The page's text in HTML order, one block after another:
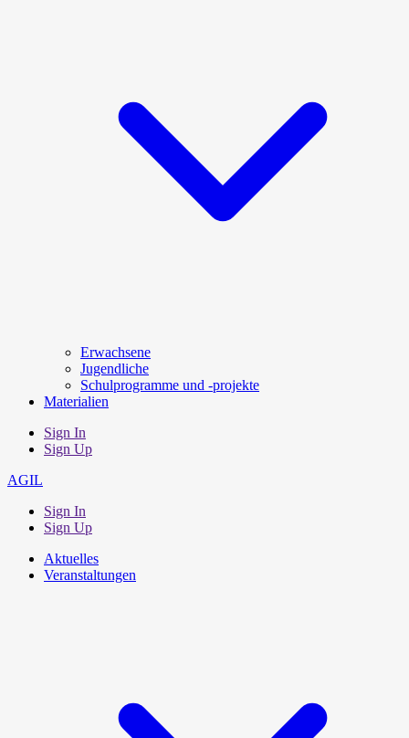
Erwachsene
Jugendliche
Schulprogramme und -projekte
Materialien
Sign In
Sign Up
AGIL
Sign In
Sign Up
Aktuelles
Veranstaltungen